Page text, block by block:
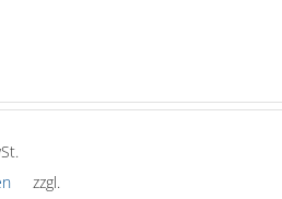
zzgl.